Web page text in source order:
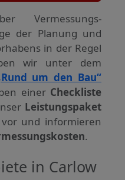
Vermessungs­
der Planung und
in der Regel
wir unter dem
um den Bau“
einer Checkliste
Leistungspaket
vor und informieren
.
in Carlow